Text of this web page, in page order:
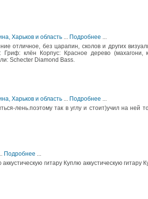
Харьков и область ... Подробнее ...
отличное, без царапин, сколов и других
Гриф: клён Корпус: Красное дерево (махагони,
Schecter Diamond Bass.
Харьков и область ... Подробнее ...
лень.поэтому так в углу и стоит)учил на ней
Подробнее ...
гитару Куплю аккустическую гитару